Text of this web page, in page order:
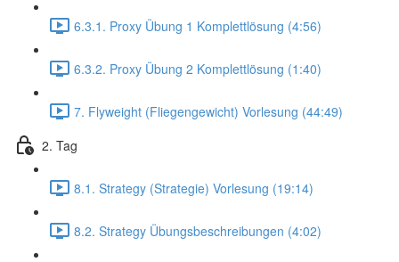
6.3.1. Proxy Übung 1 Komplettlösung (4:56)
6.3.2. Proxy Übung 2 Komplettlösung (1:40)
7. Flyweight (Fliegengewicht) Vorlesung (44:49)
2. Tag
8.1. Strategy (Strategie) Vorlesung (19:14)
8.2. Strategy Übungsbeschreibungen (4:02)